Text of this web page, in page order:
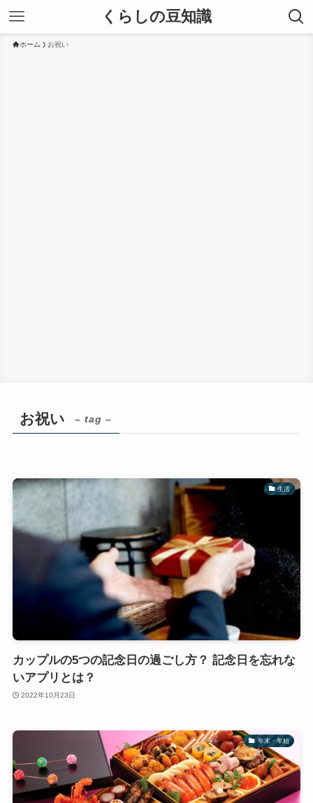
くらしの豆知識
ホーム お祝い
お祝い – tag –
生活
カップルの5つの記念日の過ごし方？ 記念日を忘れな
いアプリとは？
2022年10月23日
年末・年始